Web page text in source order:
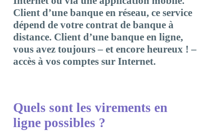
Client d’une banque en réseau, ce service
dépend de votre contrat de banque à
distance. Client d’une banque en ligne,
vous avez toujours – et encore heureux ! –
accès à vos comptes sur Internet.
Quels sont les virements en
ligne possibles ?